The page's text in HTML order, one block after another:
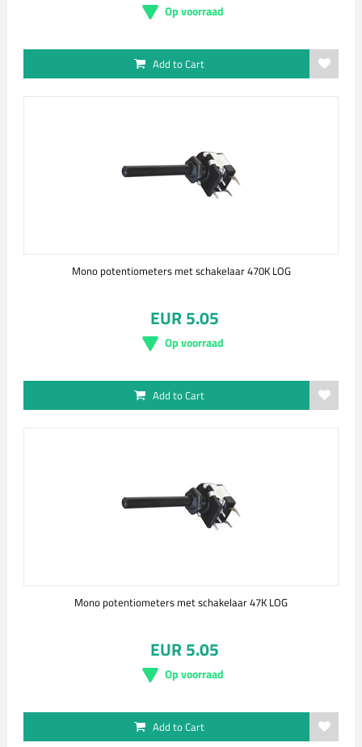
Op voorraad
Add to Cart
Mono potentiometers met schakelaar 470K LOG
EUR 5.05
Op voorraad
Add to Cart
Mono potentiometers met schakelaar 47K LOG
EUR 5.05
Op voorraad
Add to Cart